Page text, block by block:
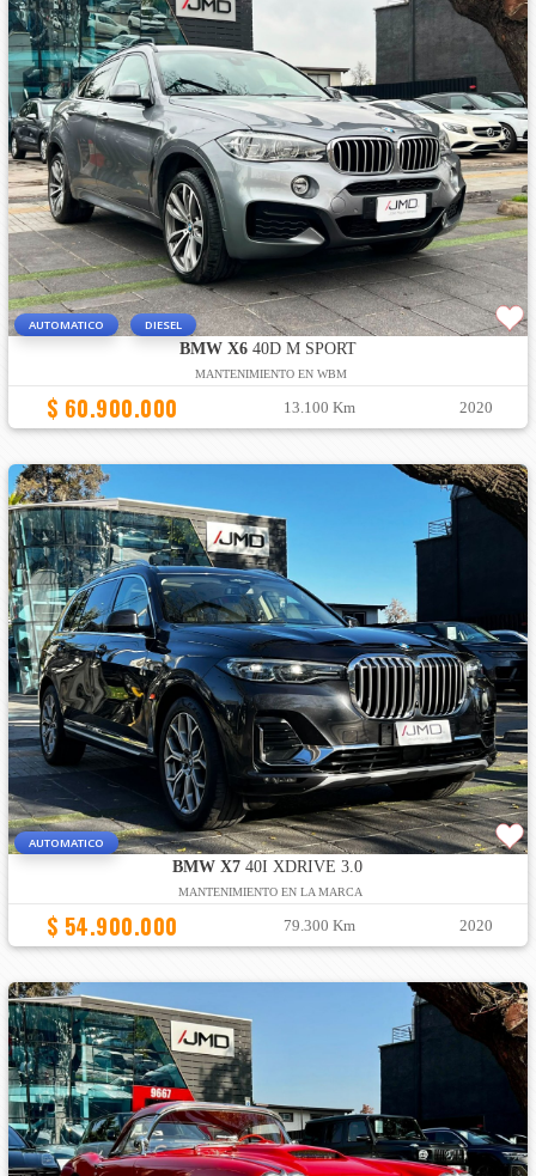
AUTOMATICO DIESEL
BMW X640D M SPORT
MANTENIMIENTO EN WBM
$ 60.900.000 13.100 Km 2020
AUTOMATICO
BMW X7 40I XDRIVE 3.0
MANTENIMIENTO EN LA MARCA
$ 54.900.000 79.300 Km 2020